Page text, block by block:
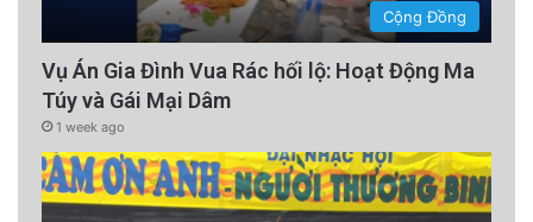
Cộng Đồng
Vụ Án Gia Đình Vua Rác hối lộ: Hoạt Động Ma
Túy và Gái Mại Dâm
1 week ago